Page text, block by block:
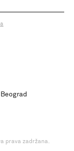
prava zadržana.